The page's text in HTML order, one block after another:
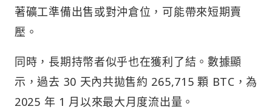
著礦工準備出售或對沖倉位，可能帶來短期賣
壓。
同時，長期持幣者似乎也在獲利了結。數據顯
示，過去 30 天內共拋售約 265,715 顆 BTC，為
2025 年 1 月以來最大月度流出量。